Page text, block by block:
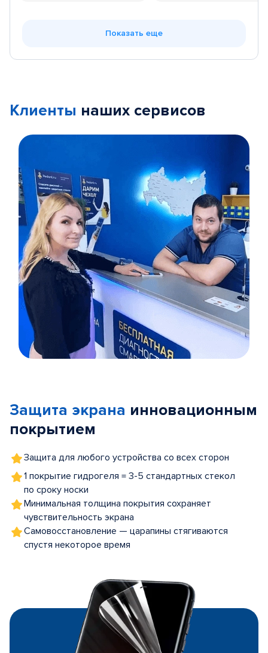
Показать еще
Клиенты наших сервисов
5
Защита экрана инновационным
покрытием
Защита для любого устройства со всех сторон
1 покрытие гидрогеля = 3-5 стандартных стекол
по сроку носки
Минимальная толщина покрытия сохраняет
чувствительность экрана
Самовосстановление — царапины стягиваются
спустя некоторое время